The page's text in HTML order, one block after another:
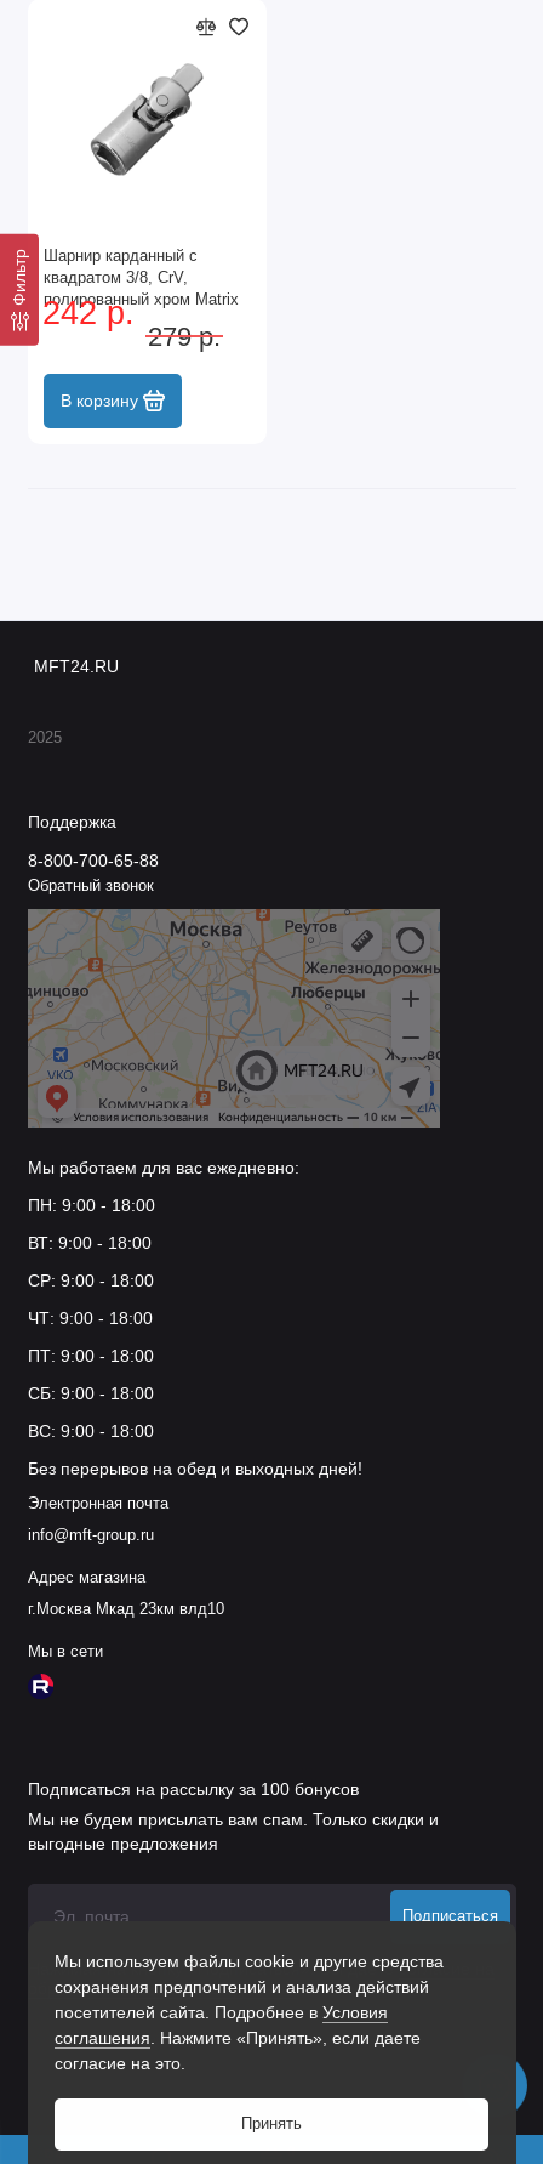
0
Фильтр
Шарнир карданный с
квадратом 3/8, CrV,
полированный хром Matrix
242 р.
279 р.
В корзину
Мы используем файлы cookie и другие средства
сохранения предпочтений и анализа действий
посетителей сайта. Подробнее в Условия
соглашения . Нажмите «Принять», если даете
согласие на это.
Принять
MFT24.RU
2025
Поддержка
8-800-700-65-88
Обратный звонок
Мы работаем для вас ежедневно:
ПН: 9:00 - 18:00
ВТ: 9:00 - 18:00
СР: 9:00 - 18:00
ЧТ: 9:00 - 18:00
ПТ: 9:00 - 18:00
СБ: 9:00 - 18:00
ВС: 9:00 - 18:00
Без перерывов на обед и выходных дней!
Электронная почта
info@mft-group.ru
Адрес магазина
г.Москва Мкад 23км влд10
Мы в сети
Подписаться на рассылку за 100 бонусов
Мы не будем присылать вам спам. Только скидки и
выгодные предложения
Подписаться
Нажимая на кнопку «Подписаться», Вы даетесогласие на
обработку персональных данных.